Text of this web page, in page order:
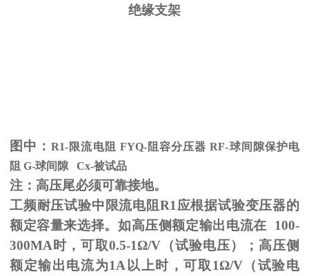
绝缘支架
图中：R1-限流电阻 FYQ-阻容分压器RF-球间隙保护电
阻 G-球间隙 Cx-被试品
注：高压尾必须可靠接地。
工频耐压试验中限流电阻 R1 应根据试验变压器的
额定容量来选择。如高压侧额定输出电流在 100-
300MA 时，可取0.5-1Ω/V（试验电压）；高压侧
额定输出电流为1A 以上时，可取 1Ω/V（试验电